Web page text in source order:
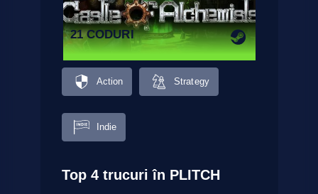
21 CODURI
Action Strategy
Indie
Top 4 trucuri în PLITCH